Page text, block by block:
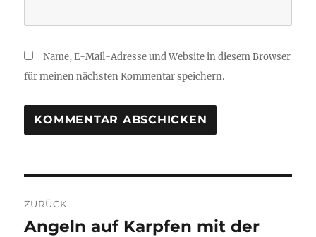
Name, E-Mail-Adresse und Website in diesem Browser
für meinen nächsten Kommentar speichern.
ZURÜCK
Vorheriger
Angeln auf Karpfen mit der